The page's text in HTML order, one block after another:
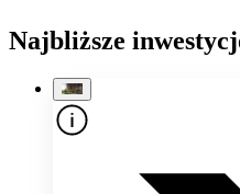
Najbliższe